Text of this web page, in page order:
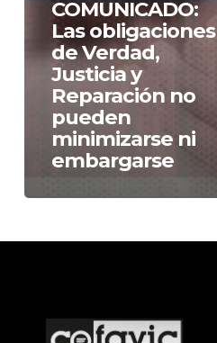
COMUNICADO:
Las obligaciones
de Verdad,
Justicia y
Reparación no
pueden
minimizarse ni
embargarse